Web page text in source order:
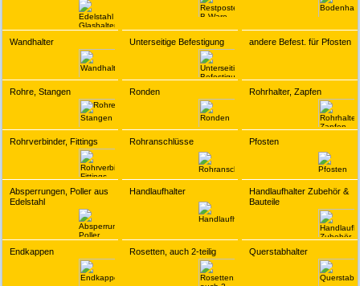
Wandhalter Unterseitige Befestigung andere Befest. für Pfosten
Rohre, Stangen Ronden Rohrhalter, Zapfen
Rohrverbinder, Fittings Rohranschlüsse Pfosten
Absperrungen, Poller aus
Edelstahl
Handlaufhalter
Handlaufhalter Zubehör &
Bauteile
Endkappen Rosetten, auch 2-teilig Querstabhalter